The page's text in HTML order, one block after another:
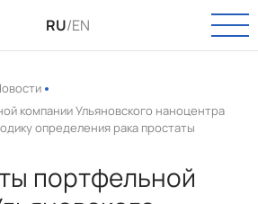
О КОМПАНИИ
Новости
КАТАЛОГ
RU/EN
компании Ульяновского наноцентра
определения рака простаты
портфельной